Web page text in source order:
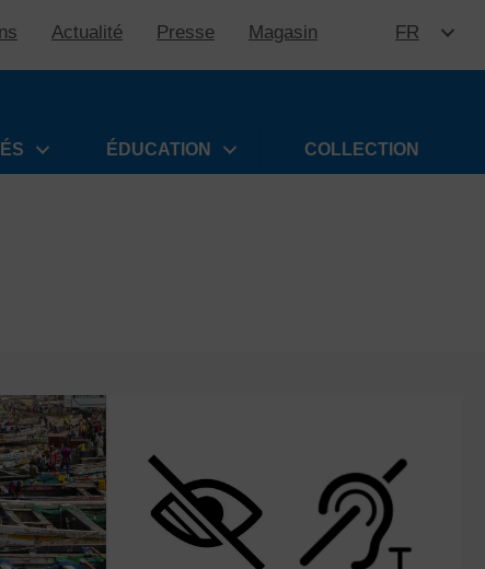
Actualité Presse Magasin FR
ÉDUCATION COLLECTION